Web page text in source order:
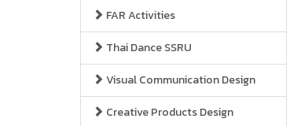
FAR Activities
Thai Dance SSRU
Visual Communication Design
Creative Products Design